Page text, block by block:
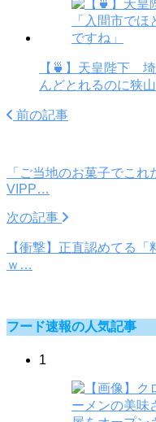
【🍵】天皇陛下
んどとれるのに狭
前の記事
「ご当地のお菓子でこ
VIPP…
次の記事
【衝撃】正直認めてる
ｗ…
フード速報の人気記事
1